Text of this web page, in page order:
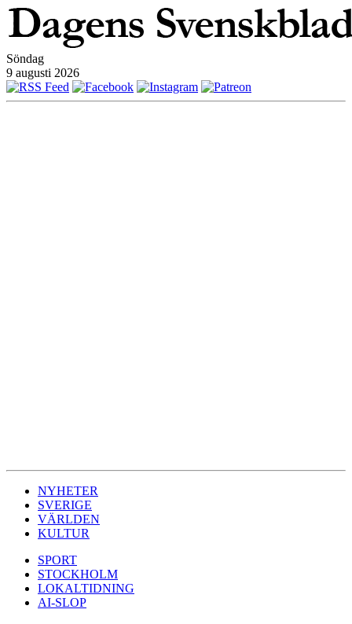
Söndag
9 augusti 2026
NYHETER
SVERIGE
VÄRLDEN
KULTUR
SPORT
STOCKHOLM
LOKALTIDNING
AI-SLOP